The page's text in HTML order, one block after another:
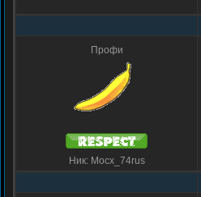
Профи
Ник: Mocx_74rus